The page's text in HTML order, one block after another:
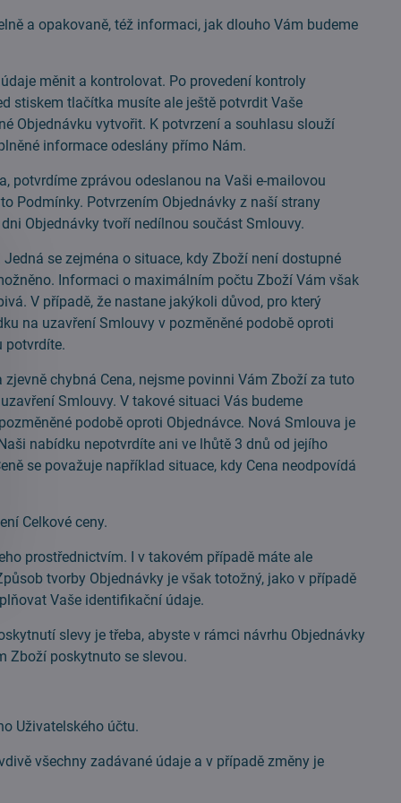
a opakovaně, též informaci, jak dlouho Vám budeme
měnit a kontrolovat. Po provedení kontroly
stiskem tlačítka musíte ale ještě potvrdit Vaše
Objednávku vytvořit. K potvrzení a souhlasu slouží
informace odeslány přímo Nám.
zprávou odeslanou na Vaši e-mailovou
Podmínky. Potvrzením Objednávky z naší strany
Objednávky tvoří nedílnou součást Smlouvy.
se zejména o situace, kdy Zboží není dostupné
Informaci o maximálním počtu Zboží Vám však
V případě, že nastane jakýkoli důvod, pro který
na uzavření Smlouvy v pozměněné podobě oproti
potvrdíte.
chybná Cena, nejsme povinni Vám Zboží za tuto
Smlouvy. V takové situaci Vás budeme
podobě oproti Objednávce. Nová Smlouva je
nabídku nepotvrdíte ani ve lhůtě 3 dnů od jejího
se považuje například situace, kdy Cena neodpovídá
Celkové ceny.
prostřednictvím. I v takovém případě máte ale
tvorby Objednávky je však totožný, jako v případě
Vaše identifikační údaje.
slevy je třeba, abyste v rámci návrhu Objednávky
Zboží poskytnuto se slevou.
Uživatelského účtu.
všechny zadávané údaje a v případě změny je